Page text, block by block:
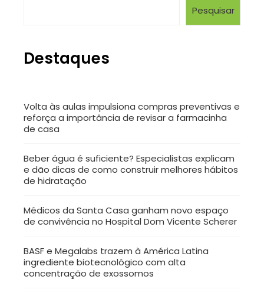
Pesquisar
Destaques
Volta às aulas impulsiona compras preventivas e
reforça a importância de revisar a farmacinha
de casa
Beber água é suficiente? Especialistas explicam
e dão dicas de como construir melhores hábitos
de hidratação
Médicos da Santa Casa ganham novo espaço
de convivência no Hospital Dom Vicente Scherer
BASF e Megalabs trazem à América Latina
ingrediente biotecnológico com alta
concentração de exossomos